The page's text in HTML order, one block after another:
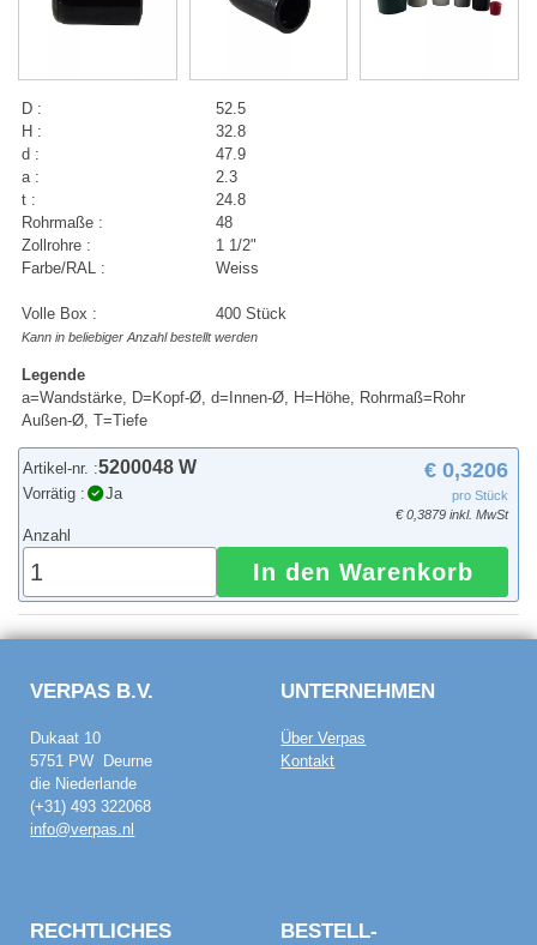
D :
52.5
H :
32.8
d :
47.9
a :
2.3
t :
24.8
Rohrmaße :
48
Zollrohre :
1 1/2"
Farbe/RAL :
Weiss
Volle Box : 400 Stück
Kann in beliebiger Anzahl bestellt werden
Legende
a=Wandstärke, D=Kopf-Ø, d=Innen-Ø, H=Höhe, Rohrmaß=Rohr
Außen-Ø, T=Tiefe
Artikel-nr. :5200048 W
Vorrätig : Ja
€ 0,3206
pro Stück
€ 0,3879 inkl. MwSt
Anzahl
In den Warenkorb
VERPAS B.V.
Dukaat 10
5751 PW Deurne
die Niederlande
(+31) 493 322068
info@verpas.nl
UNTERNEHMEN
Über Verpas
Kontakt
RECHTLICHES BESTELL­